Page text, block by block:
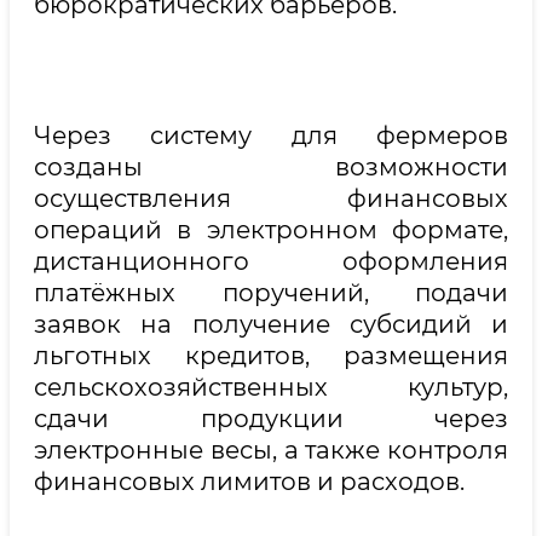
Через систему для фермеров
созданы возможности
осуществления финансовых
операций в электронном формате,
дистанционного оформления
платёжных поручений, подачи
заявок на получение субсидий и
льготных кредитов, размещения
сельскохозяйственных культур,
сдачи продукции через
электронные весы, а также контроля
финансовых лимитов и расходов.